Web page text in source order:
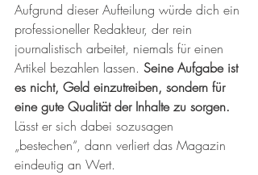
Aufgrund dieser Aufteilung würde dich ein
professioneller Redakteur, der rein
journalistisch arbeitet, niemals für einen
Artikel bezahlen lassen. Seine Aufgabe ist
es nicht, Geld einzutreiben, sondern für
eine gute Qualität der Inhalte zu sorgen.
Lässt er sich dabei sozusagen
„bestechen“, dann verliert das Magazin
eindeutig an Wert.